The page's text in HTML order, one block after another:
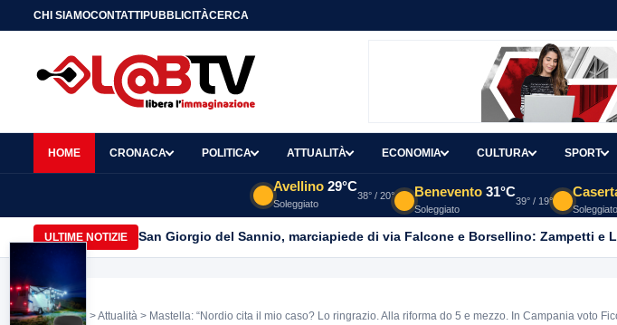
CHI SIAMOCONTATTIPUBBLICITÀCERCA
HOME CRONACA POLITICA ATTUALITÀ ECONOMIA CULTURA SPORT
Avellino 29°C
Soleggiato
38° / 20° Benevento 31°C
Soleggiato
39° / 19°
Soleggiato
ULTIME NOTIZIE San Giorgio del Sannio, marciapiede di via Falcone e Borsellino: Zampetti e
Home >Attualità > Mastella: “Nordio cita il mio caso? Lo ringrazio. Alla riforma do 5 e mezzo. In Campania voto